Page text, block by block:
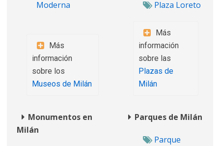
Moderna
Más
información
sobre los
Museos de Milán
Monumentos en
Milán
Plaza Loreto
Más
información
sobre las
Plazas de
Milán
Parques de Milán
Parque